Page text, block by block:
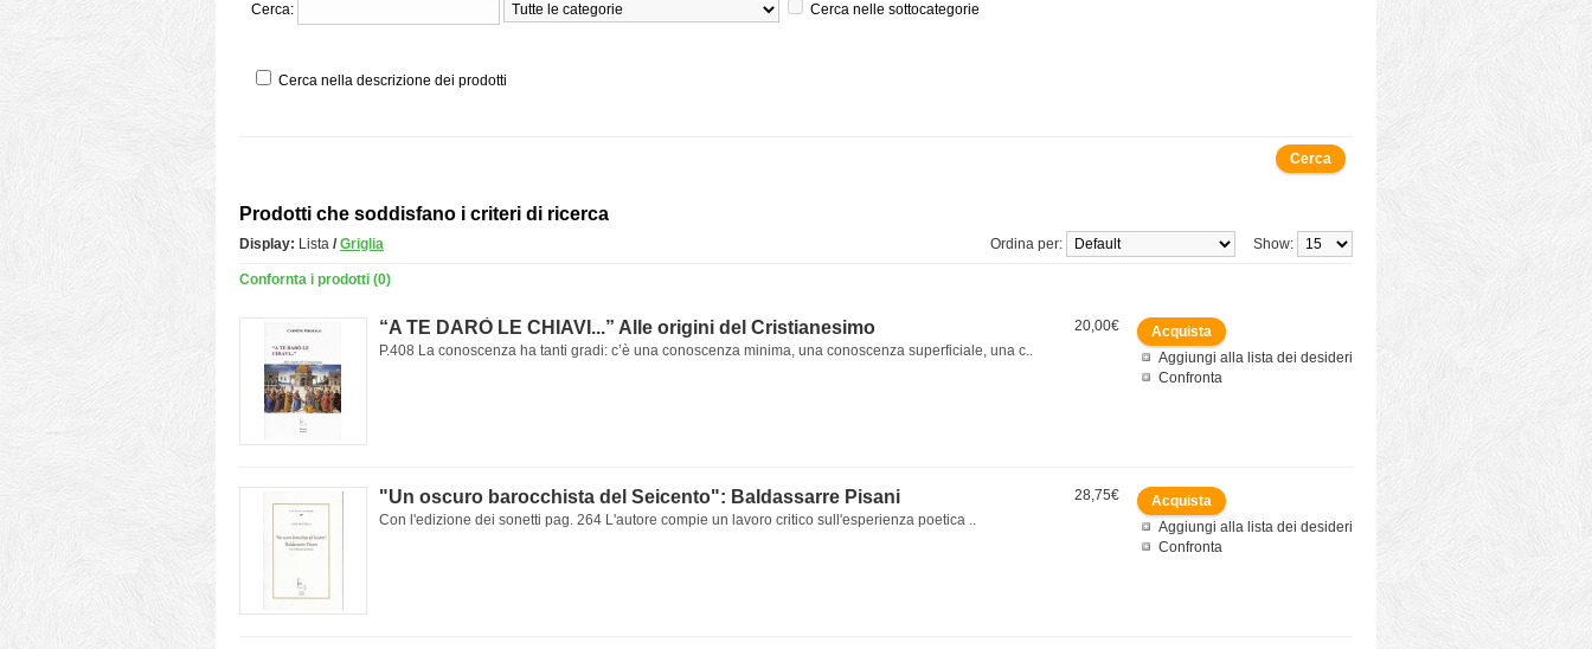
Cerca: Cerca nelle sottocategorie
Cerca nella descrizione dei prodotti
Prodotti che soddisfano i criteri di ricerca
Display: Lista / Griglia Show:
Ordina per:
Confornta i prodotti (0)
Aggiungi alla lista dei desideri
Confronta
20,00€
“A TE DARÒ LE CHIAVI...” Alle origini del Cristianesimo
P.408 La conoscenza ha tanti gradi: c’è una conoscenza minima, una conoscenza superficiale, una c..
Aggiungi alla lista dei desideri
Confronta
28,75€
"Un oscuro barocchista del Seicento": Baldassarre Pisani
Con l'edizione dei sonetti pag. 264 L'autore compie un lavoro critico sull'esperienza poetica ..